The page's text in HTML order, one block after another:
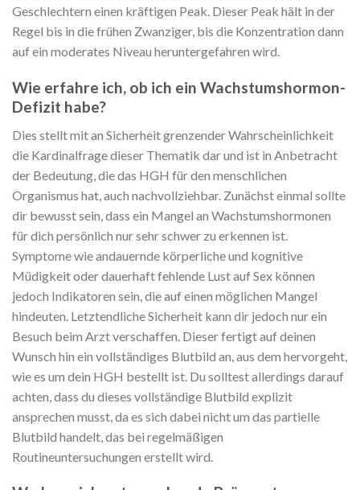
Geschlechtern einen kräftigen Peak. Dieser Peak hält in der
Regel bis in die frühen Zwanziger, bis die Konzentration dann
auf ein moderates Niveau heruntergefahren wird.
Wie erfahre ich, ob ich ein Wachstumshormon-
Defizit habe?
Dies stellt mit an Sicherheit grenzender Wahrscheinlichkeit
die Kardinalfrage dieser Thematik dar und ist in Anbetracht
der Bedeutung, die das HGH für den menschlichen
Organismus hat, auch nachvollziehbar. Zunächst einmal sollte
dir bewusst sein, dass ein Mangel an Wachstumshormonen
für dich persönlich nur sehr schwer zu erkennen ist.
Symptome wie andauernde körperliche und kognitive
Müdigkeit oder dauerhaft fehlende Lust auf Sex können
jedoch Indikatoren sein, die auf einen möglichen Mangel
hindeuten. Letztendliche Sicherheit kann dir jedoch nur ein
Besuch beim Arzt verschaffen. Dieser fertigt auf deinen
Wunsch hin ein vollständiges Blutbild an, aus dem hervorgeht,
wie es um dein HGH bestellt ist. Du solltest allerdings darauf
achten, dass du dieses vollständige Blutbild explizit
ansprechen musst, da es sich dabei nicht um das partielle
Blutbild handelt, das bei regelmäßigen
Routineuntersuchungen erstellt wird.